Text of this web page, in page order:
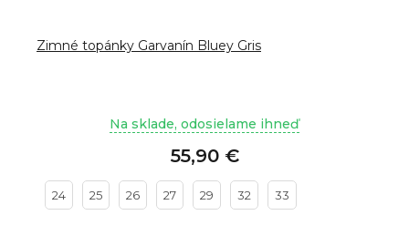
Zimné topánky Garvanín Bluey Gris
Na sklade, odosielame ihneď
55,90 €
24 25 26 27 29 32 33